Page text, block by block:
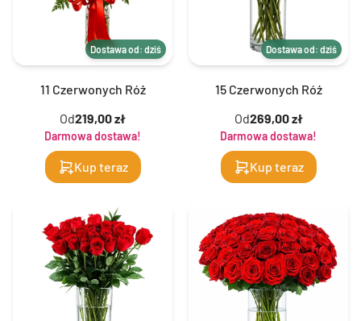
Dostawa od: dziś
11 Czerwonych Róż
Od219,00 zł
Darmowa dostawa!
Kup teraz
Dostawa od: dziś
15 Czerwonych Róż
Od269,00 zł
Darmowa dostawa!
Kup teraz